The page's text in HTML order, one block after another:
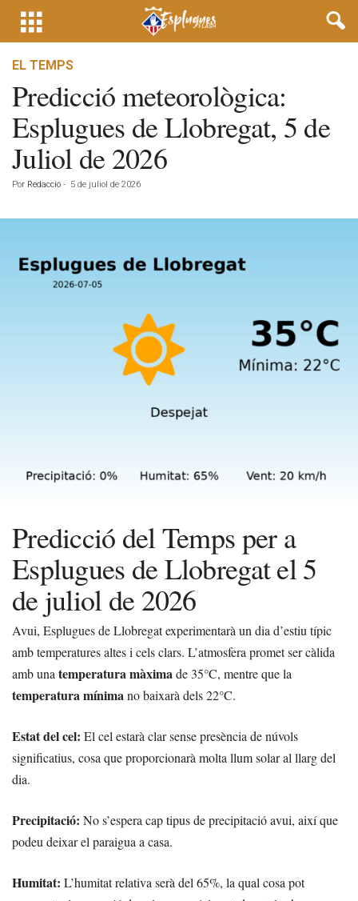
EL TEMPS
Predicció meteorològica:
Esplugues de Llobregat, 5 de
Juliol de 2026
Por Redacció - 5 de juliol de 2026
Predicció del Temps per a
Esplugues de Llobregat el 5
de juliol de 2026
Avui, Esplugues de Llobregat experimentarà un dia d’estiu típic
amb temperatures altes i cels clars. L’atmosfera promet ser càlida
amb unatemperatura màximade 35°C, mentre que la
temperatura mínimano baixarà dels 22°C.
Estat del cel: El cel estaràclarsense presència de núvols
significatius, cosa que proporcionarà molta llum solar al llarg del
dia.
Precipitació: No s’espera cap tipus deprecipitacióavui, així que
podeu deixar el paraigua a casa.
Humitat: L’humitat relativaserà del 65%, la qual cosa pot